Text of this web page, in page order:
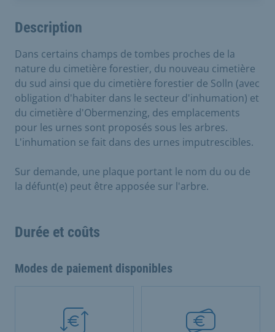
Description
Dans certains champs de tombes proches de la
nature du cimetière forestier, du nouveau cimetière
du sud ainsi que du cimetière forestier de Solln (avec
obligation d'habiter dans le secteur d'inhumation) et
du cimetière d'Obermenzing, des emplacements
pour les urnes sont proposés sous les arbres.
L'inhumation se fait dans des urnes imputrescibles.
Sur demande, une plaque portant le nom du ou de
la défunt(e) peut être apposée sur l'arbre.
Durée et coûts
Modes de paiement disponibles